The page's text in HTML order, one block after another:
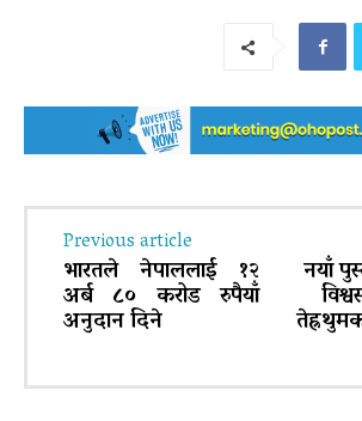
Previous article
भारतले नेपाललाई १२
अर्ब ८० करोड रुपैयाँ
अनुदान दिने
नयाँ